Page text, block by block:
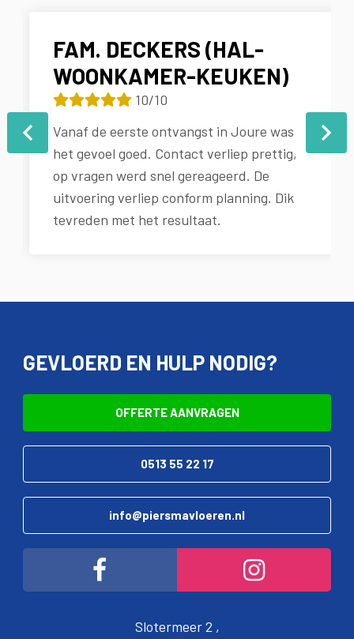
FAM. DECKERS (HAL-
WOONKAMER-KEUKEN)
10/10
Vanaf de eerste ontvangst in Joure was
het gevoel goed. Contact verliep prettig,
op vragen werd snel gereageerd. De
uitvoering verliep conform planning. Dik
tevreden met het resultaat.
GEVLOERD EN HULP NODIG?
OFFERTE AANVRAGEN
0513 55 22 17
info@piersmavloeren.nl
Slotermeer 2 ,